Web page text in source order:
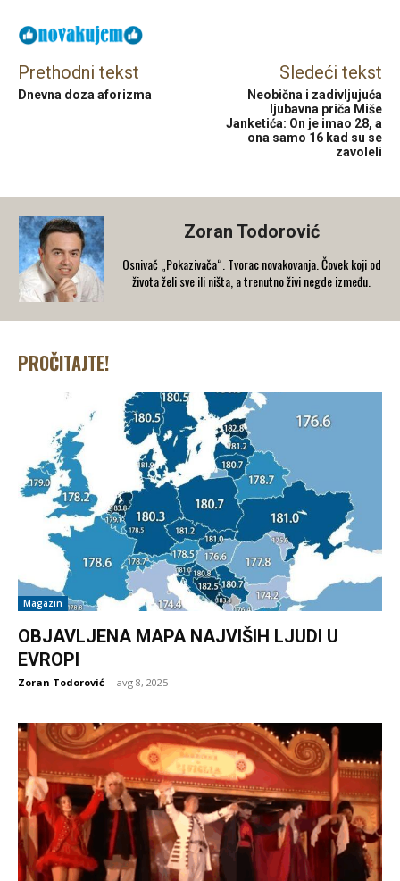
Prethodni tekst
Dnevna doza aforizma
Sledeći tekst
Neobična i zadivljujuća
ljubavna priča Miše
Janketića: On je imao 28, a
ona samo 16 kad su se
zavoleli
Zoran Todorović
Osnivač „Pokazivača“. Tvorac novakovanja. Čovek koji od
života želi sve ili ništa, a trenutno živi negde između.
PROČITAJTE!
Magazin
OBJAVLJENA MAPA NAJVIŠIH LJUDI U
EVROPI
Zoran Todorović - avg 8, 2025